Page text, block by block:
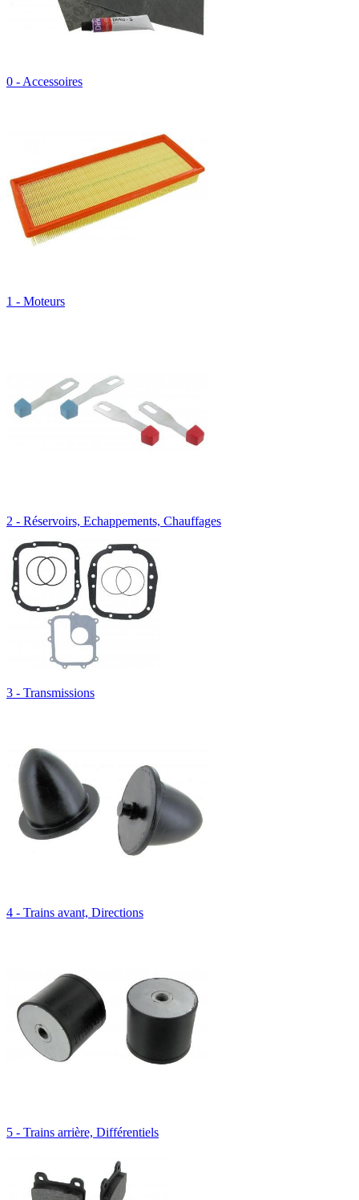
0 - Accessoires
1 - Moteurs
2 - Réservoirs, Echappements, Chauffages
3 - Transmissions
4 - Trains avant, Directions
5 - Trains arrière, Différentiels